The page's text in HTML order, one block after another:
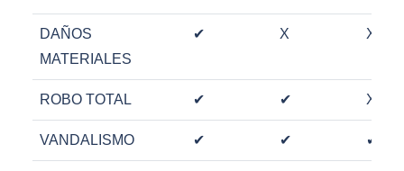
DAÑOS
MATERIALES
✔ X X
ROBO TOTAL ✔ ✔ X
VANDALISMO ✔ ✔ ✔